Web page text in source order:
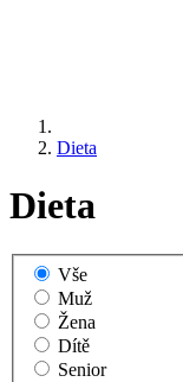
Dieta
Dieta
Vše
Muž
Žena
Dítě
Senior